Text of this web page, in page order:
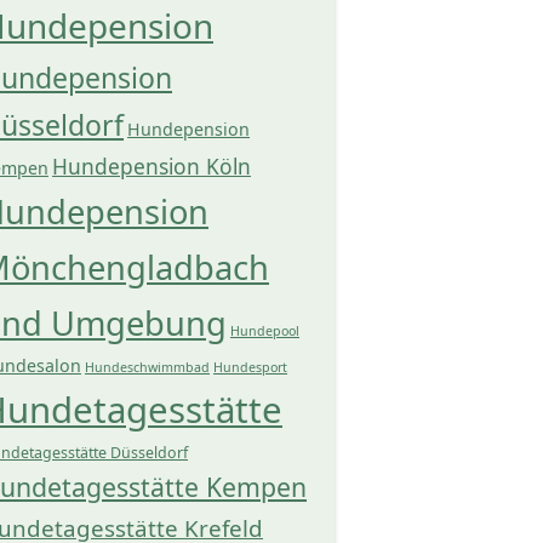
Hundepension
Hundepension Köln
Umgebung Hundepool
Hundeschwimmbad Hundesport
Düsseldorf
Kempen
Krefeld